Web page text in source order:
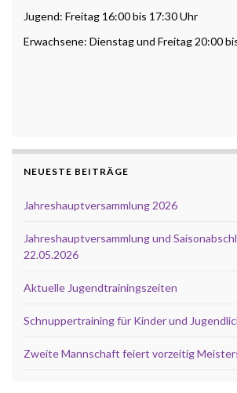
Jugend: Freitag 16:00 bis 17:30 Uhr
Erwachsene: Dienstag und Freitag 20:00
NEUESTE BEITRÄGE
Jahreshauptversammlung 2026
Jahreshauptversammlung und
22.05.2026
Aktuelle Jugendtrainingszeiten
Schnuppertraining für Kinder und
Zweite Mannschaft feiert vorzeitig